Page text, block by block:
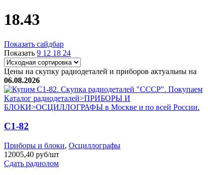
18.43
Показать сайдбар
Показать 9 12 18 24
Цены на скупку радиодеталей и приборов актуальны на
06.08.2026
С1-82
Приборы и блоки, Осциллографы
12005,40 руб/шт
Сдать радиолом